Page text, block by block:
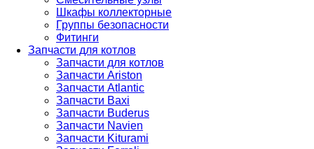
Шкафы коллекторные
Группы безопасности
Фитинги
Запчасти для котлов
Запчасти для котлов
Запчасти Ariston
Запчасти Atlantic
Запчасти Baxi
Запчасти Buderus
Запчасти Navien
Запчасти Kiturami